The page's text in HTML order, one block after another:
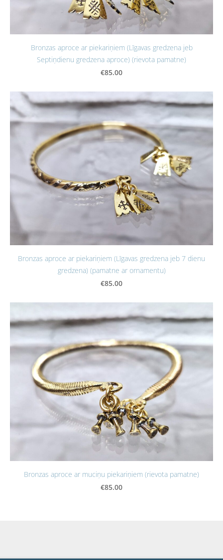
Bronzas aproce ar piekariņiem (Līgavas gredzena jeb
Septiņdienu gredzena aproce) (rievota pamatne)
€85.00
Bronzas aproce ar piekariņiem (Līgavas gredzena jeb 7 dienu
gredzena) (pamatne ar ornamentu)
€85.00
Bronzas aproce ar muciņu piekariņiem (rievota pamatne)
€85.00